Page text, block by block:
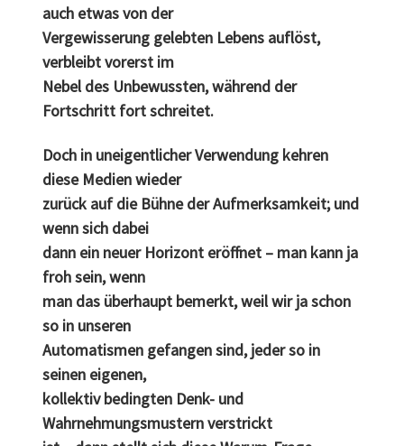
auch etwas von der
Vergewisserung gelebten Lebens auflöst,
verbleibt vorerst im
Nebel des Unbewussten, während der
Fortschritt fort schreitet.
Doch in uneigentlicher Verwendung kehren
diese Medien wieder
zurück auf die Bühne der Aufmerksamkeit; und
wenn sich dabei
dann ein neuer Horizont eröffnet – man kann ja
froh sein, wenn
man das überhaupt bemerkt, weil wir ja schon
so in unseren
Automatismen gefangen sind, jeder so in
seinen eigenen,
kollektiv bedingten Denk- und
Wahrnehmungsmustern verstrickt